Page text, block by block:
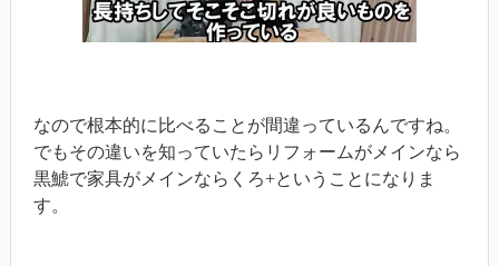
なので根本的に比べることが間違っているんですね。
でもその違いを知っていたらリフォームがメインなら
黒鯱で家具がメインならくろ+ということになりま
す。